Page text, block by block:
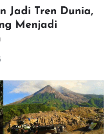
Jadi Tren Dunia,
Menjadi